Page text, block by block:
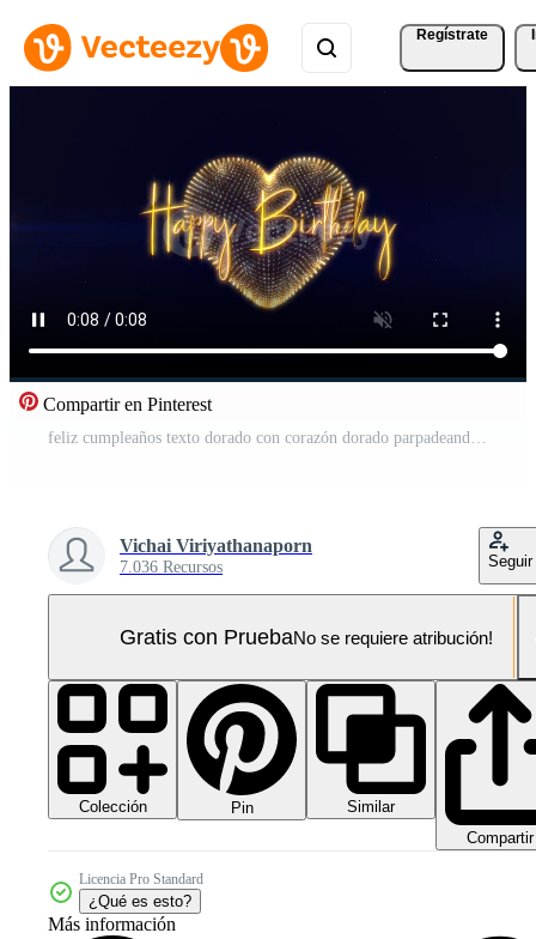
Regístrate
Compartir en Pinterest
feliz cumpleaños texto dorado con corazón dorado parpadeando Vídeo Pro
Vichai Viriyathanaporn
7.036 Recursos Seguir
Gratis con PruebaNo se requiere atribución!
Colección Pin
Similar
Compartir
Licencia Pro Standard
¿Qué es esto?
Más información